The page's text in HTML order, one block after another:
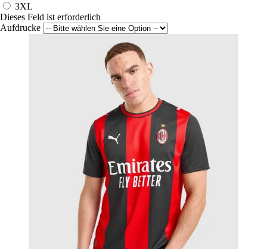
3XL
Dieses Feld ist erforderlich
Aufdrucke